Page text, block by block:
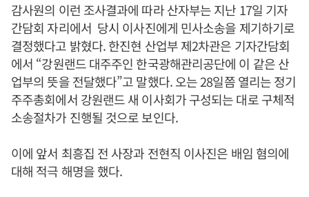
감사원의 이런 조사결과에 따라 산자부는 지난 17일 기자
간담회 자리에서 당시 이사진에게 민사소송을 제기하기로
결정했다고 밝혔다. 한진현 산업부 제2차관은 기자간담회
에서 “강원랜드 대주주인 한국광해관리공단에 이 같은 산
업부의 뜻을 전달했다”고 말했다. 오는 28일쯤 열리는 정기
주주총회에서 강원랜드 새 이사회가 구성되는 대로 구체적
소송절차가 진행될 것으로 보인다.
이에 앞서 최흥집 전 사장과 전현직 이사진은 배임 혐의에
대해 적극 해명을 했다.